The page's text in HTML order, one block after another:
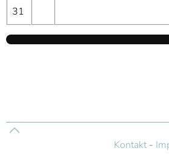
31
Kontakt-